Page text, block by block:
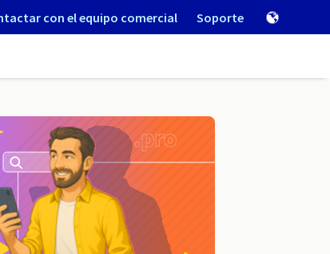
con el equipo comercial Soporte